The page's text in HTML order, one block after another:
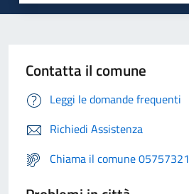
Contatta il comune
Leggi le domande frequenti
Richiedi Assistenza
Chiama il comune 05757321